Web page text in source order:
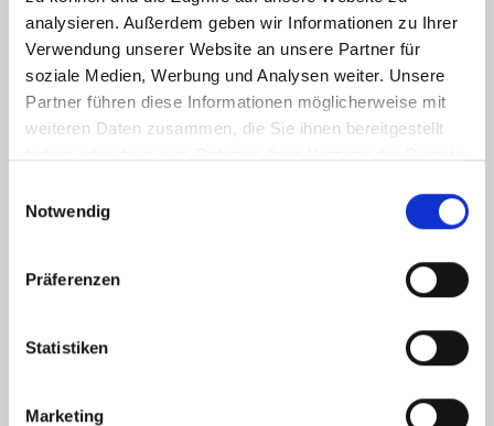
analysieren. Außerdem geben wir Informationen zu Ihrer
Verwendung unserer Website an unsere Partner für
soziale Medien, Werbung und Analysen weiter. Unsere
Partner führen diese Informationen möglicherweise mit
weiteren Daten zusammen, die Sie ihnen bereitgestellt
Notwendig
Präferenzen
Statistiken
Marketing
zur Kenntnis genommen. Ich stimme
elektronisch erhoben und gespeichert werden.